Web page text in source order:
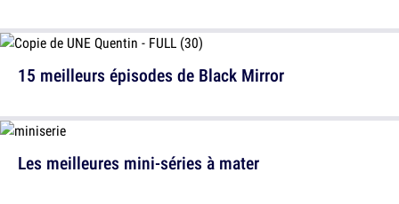
Les meilleures mini-séries à mater
15 meilleurs épisodes de Black Mirror